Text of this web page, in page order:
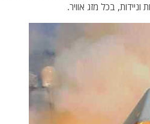
בכל מזג אוויר.